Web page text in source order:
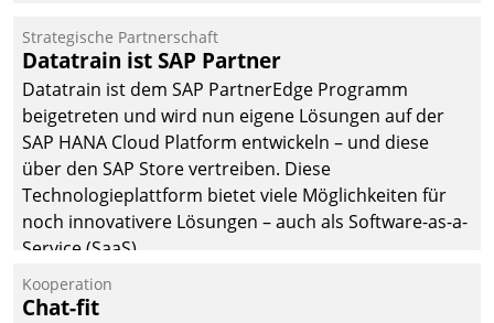
Einsparungen durch optimierte und automatisierte
Prozesse. Doch man darf nicht zu viel erwarten: Allein
mit der Einführung einer neuen Software ist es nicht
getan. Die Digitalisierung erfordert von Unternehmen
die Bereitschaft, sich zu überprüfen, zu hinterfragen
und zu verändern.
Strategische Partnerschaft
Datatrain ist SAP Partner
Datatrain ist dem SAP PartnerEdge Programm
beigetreten und wird nun eigene Lösungen auf der
SAP HANA Cloud Platform entwickeln – und diese
über den SAP Store vertreiben. Diese
Technologieplattform bietet viele Möglichkeiten für
noch innovativere Lösungen – auch als Software-as-a-
Service (SaaS).
Kooperation
Chat-fit